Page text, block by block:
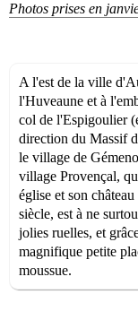
Photos prises en
A l'est de la ville
l'Huveaune et à
col de l'Espigoulier
direction du Massif
le village de
village Provençal,
église et son
siècle, est à ne
jolies ruelles, et
magnifique petite
moussue.